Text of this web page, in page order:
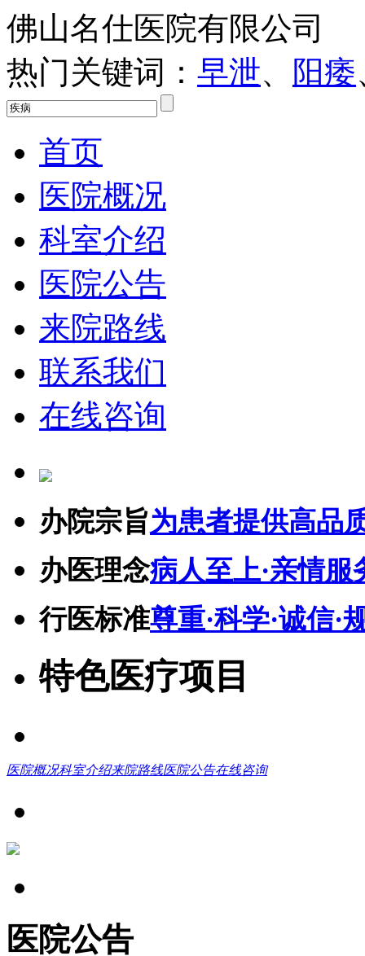
佛山名仕医院有限公司
热门关键词： 早泄、 阳痿
首页
医院概况
科室介绍
医院公告
来院路线
联系我们
在线咨询
办院宗旨为患者提供高品
办医理念病人至上·亲情服
行医标准尊重·科学·诚信·
特色医疗项目
医院概况科室介绍来院路线医院公告在线咨询
医院公告